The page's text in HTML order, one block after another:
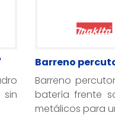
Barreno
Barreno
batería frente
metálicos para